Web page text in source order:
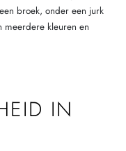
broek, onder een jurk
meerdere kleuren en
IN